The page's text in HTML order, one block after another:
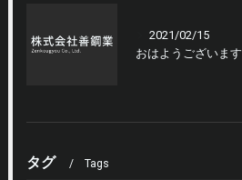
2021/02/15
おはようございます
タグ Tags